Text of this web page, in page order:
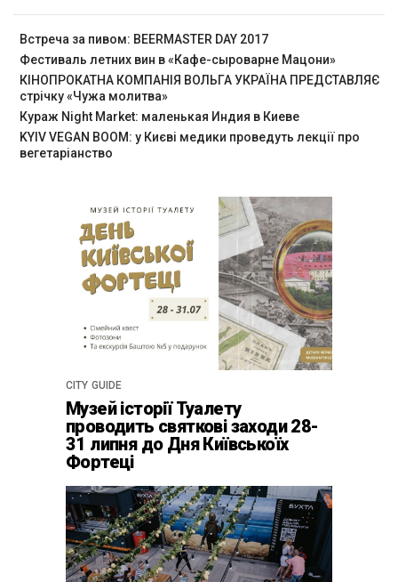
Встреча за пивом: BEERMASTER DAY 2017
Фестиваль летних вин в «Кафе-сыроварне Мацони»
КІНОПРОКАТНА КОМПАНІЯ ВОЛЬГА УКРАЇНА ПРЕДСТАВЛЯЄ
стрічку «Чужа молитва»
Кураж Night Market: маленькая Индия в Киеве
KYIV VEGAN BOOM: у Києві медики проведуть лекції про
вегетаріанство
CITY GUIDE
Музей історії Туалету
проводить святкові заходи 28-
31 липня до Дня Київськоїх
Фортеці